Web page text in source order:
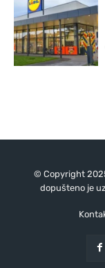
© Copyright
dopušteno je